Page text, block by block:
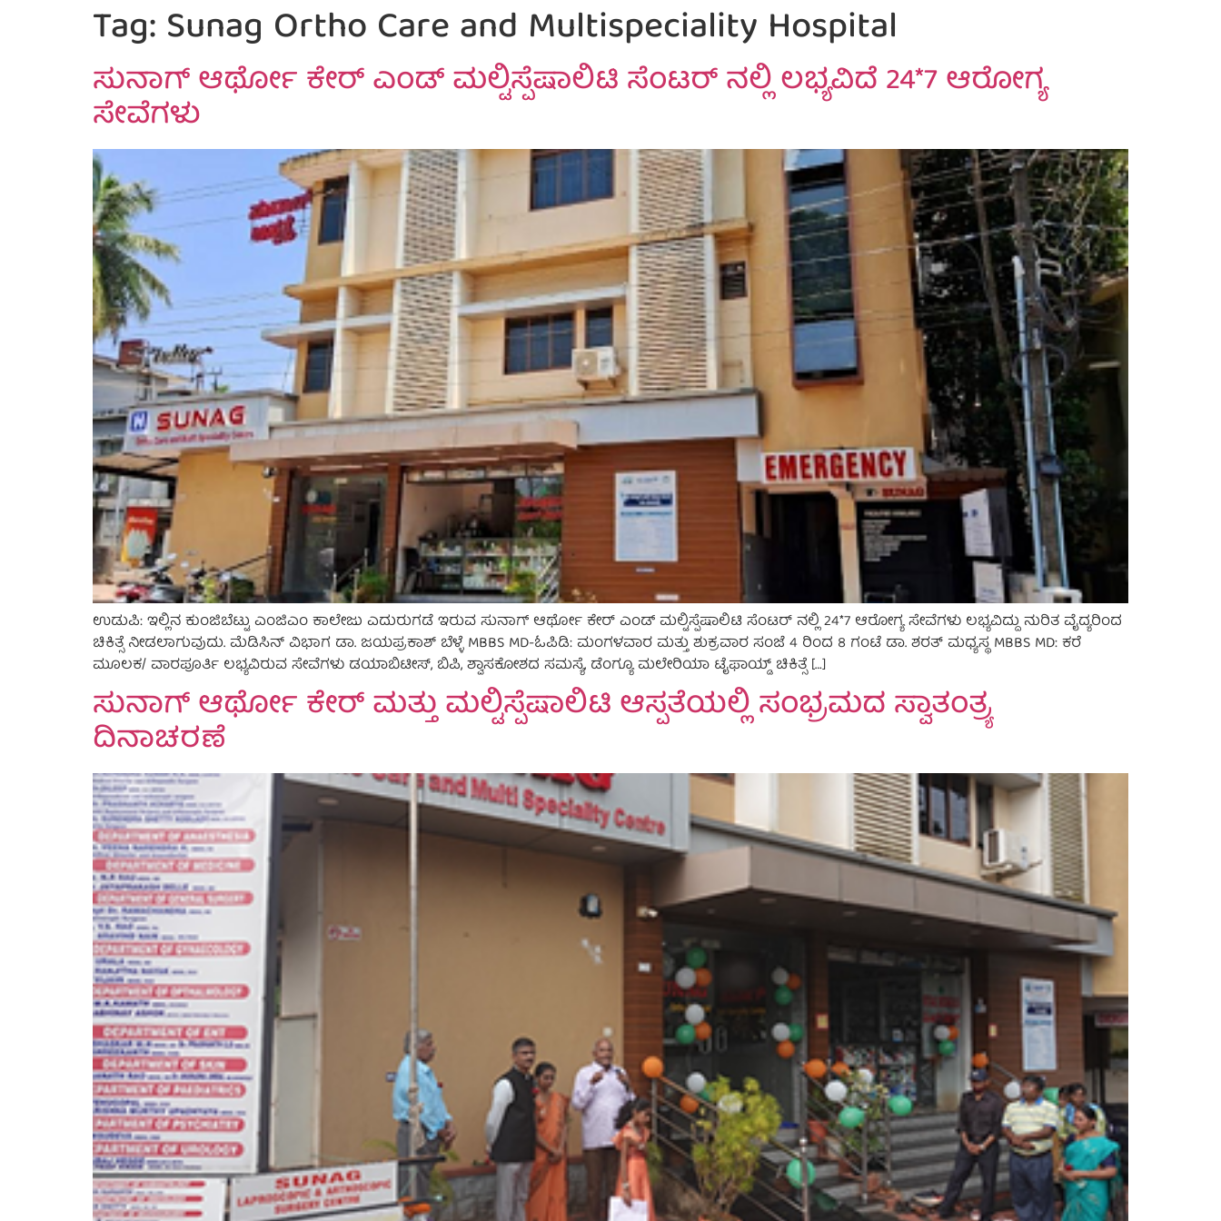
Tag: Sunag Ortho Care and Multispeciality Hospital
ಸುನಾಗ್ ಆರ್ಥೋ ಕೇರ್ ಎಂಡ್ ಮಲ್ಟಿಸ್ಪೆಷಾಲಿಟಿ ಸೆಂಟರ್ ನಲ್ಲಿ ಲಭ್ಯವಿದೆ 24*7 ಆರೋಗ್ಯ
ಸೇವೆಗಳು
ಉಡುಪಿ: ಇಲ್ಲಿನ ಕುಂಜಿಬೆಟ್ಟು ಎಂಜಿಎಂ ಕಾಲೇಜು ಎದುರುಗಡೆ ಇರುವ ಸುನಾಗ್ ಆರ್ಥೋ ಕೇರ್ ಎಂಡ್ ಮಲ್ಟಿಸ್ಪೆಷಾಲಿಟಿ ಸೆಂಟರ್ ನಲ್ಲಿ 24*7 ಆರೋಗ್ಯ ಸೇವೆಗಳು ಲಭ್ಯವಿದ್ದು ನುರಿತ ವೈದ್ಯರಿಂದ
ಚಿಕಿತ್ಸೆ ನೀಡಲಾಗುವುದು. ಮೆಡಿಸಿನ್ ವಿಭಾಗ ಡಾ. ಜಯಪ್ರಕಾಶ್ ಬೆಳ್ಳೆ MBBS MD-ಓಪಿಡಿ: ಮಂಗಳವಾರ ಮತ್ತು ಶುಕ್ರವಾರ ಸಂಜೆ 4 ರಿಂದ 8 ಗಂಟೆ ಡಾ. ಶರತ್ ಮಧ್ಯಸ್ಥ MBBS MD: ಕರೆ
ಮೂಲಕ/ ವಾರಪೂರ್ತಿ ಲಭ್ಯವಿರುವ ಸೇವೆಗಳು ಡಯಾಬಿಟೀಸ್, ಬಿಪಿ, ಶ್ವಾಸಕೋಶದ ಸಮಸ್ಯೆ, ಡೆಂಗ್ಯೂ ಮಲೇರಿಯಾ ಟೈಫಾಯ್ಡ್ ಚಿಕಿತ್ಸೆ […]
ಸುನಾಗ್ ಆರ್ಥೋ ಕೇರ್ ಮತ್ತು ಮಲ್ಟಿಸ್ಪೆಷಾಲಿಟಿ ಆಸ್ಪತೆಯಲ್ಲಿ ಸಂಭ್ರಮದ ಸ್ವಾತಂತ್ರ್ಯ
ದಿನಾಚರಣೆ